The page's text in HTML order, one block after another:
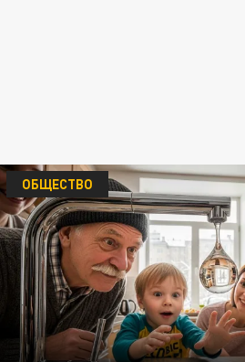
ОБЩЕСТВО